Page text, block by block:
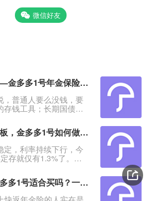
微信好友
新的储蓄选择——金多多1号年金保险，4年回血5年起领
，普通人要么没钱，要
存钱工具；长期国债不
，我会推荐这款产品
年金保险：产品最快4
，最高能领保费的
适合有一笔闲钱、想
保无损失的人群。
快返年金险天花板，金多多1号如何做到存款平替？
定，利率持续下行，今
存就仅有1.3%了。
里既安全、灵活，又
快返年金险的出现
择。&nbsp;海港金多多1
年金险王炸，金多多1号适合买吗？一文教你快返年金险怎么选